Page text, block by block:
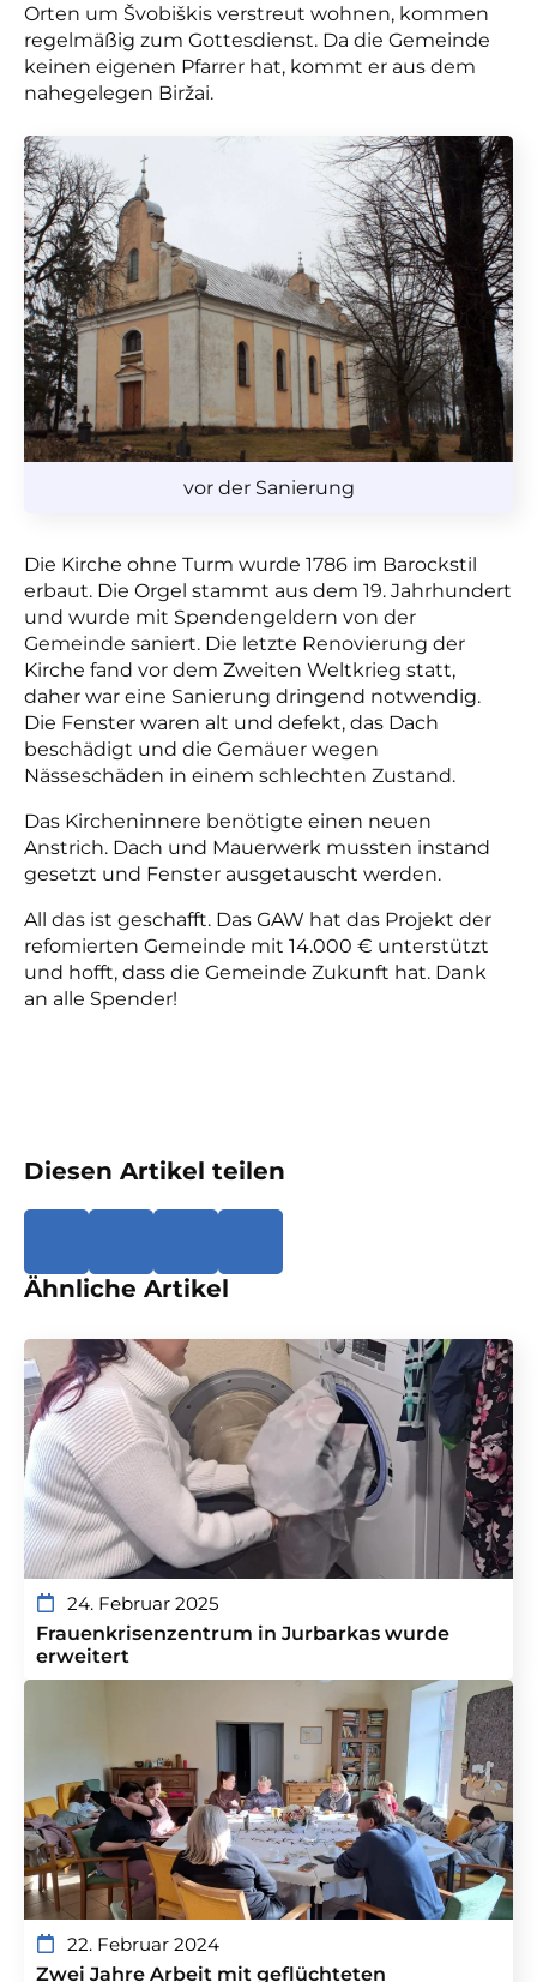
Orten um Švobiškis verstreut wohnen, kommen
regelmäßig zum Gottesdienst. Da die Gemeinde
keinen eigenen Pfarrer hat, kommt er aus dem
nahegelegen Biržai.
vor der Sanierung
Die Kirche ohne Turm wurde 1786 im Barockstil
erbaut. Die Orgel stammt aus dem 19. Jahrhundert
und wurde mit Spendengeldern von der
Gemeinde saniert. Die letzte Renovierung der
Kirche fand vor dem Zweiten Weltkrieg statt,
daher war eine Sanierung dringend notwendig.
Die Fenster waren alt und defekt, das Dach
beschädigt und die Gemäuer wegen
Nässeschäden in einem schlechten Zustand.
Das Kircheninnere benötigte einen neuen
Anstrich. Dach und Mauerwerk mussten instand
gesetzt und Fenster ausgetauscht werden.
All das ist geschafft. Das GAW hat das Projekt der
refomierten Gemeinde mit 14.000 € unterstützt
und hofft, dass die Gemeinde Zukunft hat. Dank
an alle Spender!
Diesen Artikel teilen
Ähnliche Artikel
24. Februar 2025
Frauenkrisenzentrum in Jurbarkas wurde
erweitert
22. Februar 2024
Zwei Jahre Arbeit mit geflüchteten